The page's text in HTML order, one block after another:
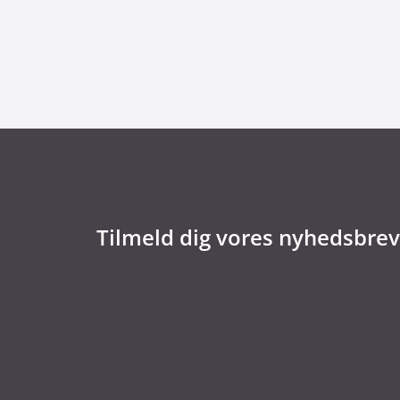
Tilmeld dig vores nyhedsbrev